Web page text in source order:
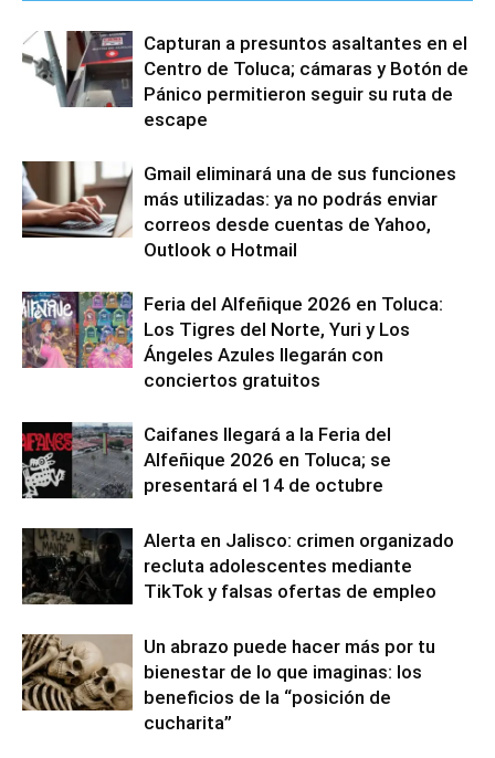
Capturan a presuntos asaltantes en el
Centro de Toluca; cámaras y Botón de
Pánico permitieron seguir su ruta de
escape
Gmail eliminará una de sus funciones
más utilizadas: ya no podrás enviar
correos desde cuentas de Yahoo,
Outlook o Hotmail
Feria del Alfeñique 2026 en Toluca:
Los Tigres del Norte, Yuri y Los
Ángeles Azules llegarán con
conciertos gratuitos
Caifanes llegará a la Feria del
Alfeñique 2026 en Toluca; se
presentará el 14 de octubre
Alerta en Jalisco: crimen organizado
recluta adolescentes mediante
TikTok y falsas ofertas de empleo
Un abrazo puede hacer más por tu
bienestar de lo que imaginas: los
beneficios de la “posición de
cucharita”